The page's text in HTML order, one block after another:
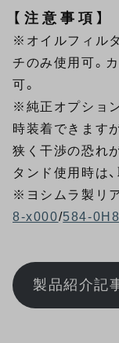
【注意事項】
※オイルフィル
チのみ使用可。
可。
※純正オプショ
時装着できます
狭く干渉の恐れ
タンド使用時は
※ヨシムラ製リア
8-x000/584-
製品紹介記